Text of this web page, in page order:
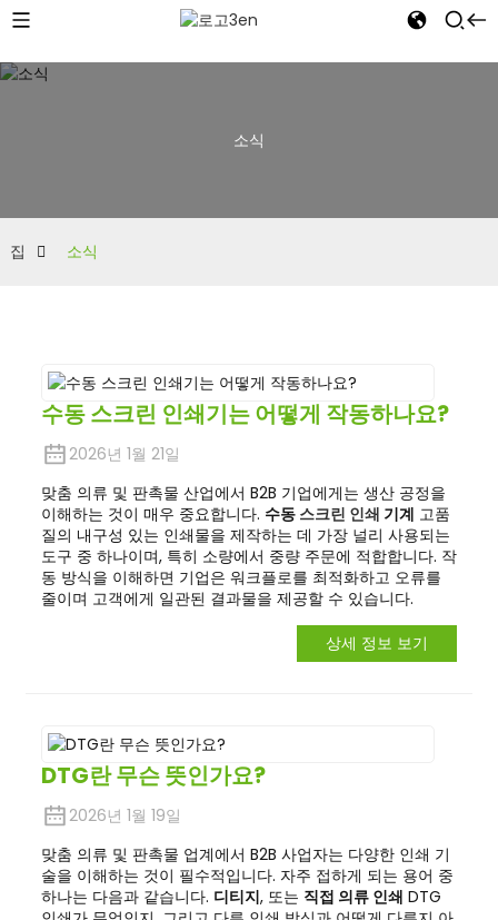
소식
집 소식
수동 스크린 인쇄기는 어떻게 작동하나요?
2026년 1월 21일
맞춤 의류 및 판촉물 산업에서 B2B 기업에게는 생산 공정을
이해하는 것이 매우 중요합니다. 수동 스크린 인쇄 기계 고품
질의 내구성 있는 인쇄물을 제작하는 데 가장 널리 사용되는
도구 중 하나이며, 특히 소량에서 중량 주문에 적합합니다. 작
동 방식을 이해하면 기업은 워크플로를 최적화하고 오류를
줄이며 고객에게 일관된 결과물을 제공할 수 있습니다.
상세 정보 보기
DTG란 무슨 뜻인가요?
2026년 1월 19일
맞춤 의류 및 판촉물 업계에서 B2B 사업자는 다양한 인쇄 기
술을 이해하는 것이 필수적입니다. 자주 접하게 되는 용어 중
하나는 다음과 같습니다. 디티지, 또는 직접 의류 인쇄 DTG